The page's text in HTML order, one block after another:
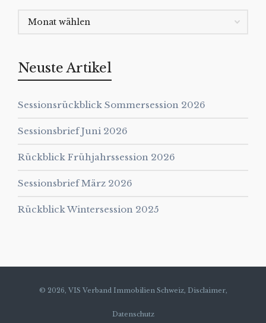
Neuste Artikel
Sessionsrückblick Sommersession 2026
Sessionsbrief Juni 2026
Rückblick Frühjahrssession 2026
Sessionsbrief März 2026
Rückblick Wintersession 2025
© 2026, VIS Verband Immobilien Schweiz, Disclaimer,
Datenschutz